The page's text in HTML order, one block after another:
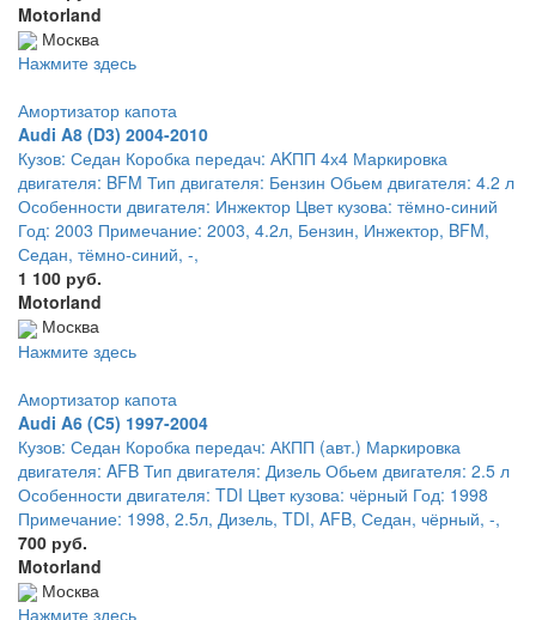
Motorland
Москва
Нажмите здесь
Амортизатор капота
Audi A8 (D3) 2004-2010
Кузов: Седан Коробка передач: АKПП 4х4 Маркировка
двигателя: BFM Тип двигателя: Бензин Обьем двигателя: 4.2 л
Особенности двигателя: Инжектор Цвет кузова: тёмно-синий
Год: 2003 Примечание: 2003, 4.2л, Бензин, Инжектор, BFM,
Седан, тёмно-синий, -,
1 100 руб.
Motorland
Москва
Нажмите здесь
Амортизатор капота
Audi A6 (C5) 1997-2004
Кузов: Седан Коробка передач: АКПП (авт.) Маркировка
двигателя: AFB Тип двигателя: Дизель Обьем двигателя: 2.5 л
Особенности двигателя: TDI Цвет кузова: чёрный Год: 1998
Примечание: 1998, 2.5л, Дизель, TDI, AFB, Седан, чёрный, -,
700 руб.
Motorland
Москва
Нажмите здесь